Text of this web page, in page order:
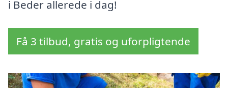
i Beder allerede i dag!
Få 3 tilbud, gratis og uforpligtende